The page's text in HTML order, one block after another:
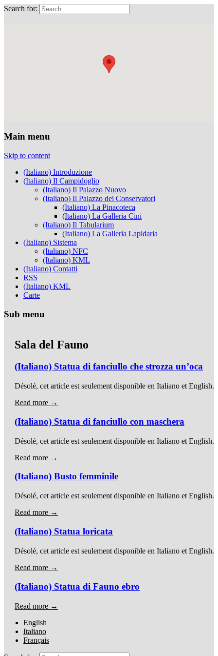
Search for:
Main menu
Skip to content
(Italiano) Introduzione
(Italiano) Il Campidoglio
(Italiano) Il Palazzo Nuovo
(Italiano) Il Palazzo dei Conservatori
(Italiano) La Pinacoteca
(Italiano) La Galleria Cini
(Italiano) Il Tabularium
(Italiano) La Galleria Lapidaria
(Italiano) Sistema
(Italiano) NFC
(Italiano) KML
(Italiano) Contatti
RSS
(Italiano) KML
Carte
Sub menu
Sala del Fauno
(Italiano) Statua di fanciullo che strozza un’oca
Désolé, cet article est seulement disponible en Italiano et English.
Read more →
(Italiano) Statua di fanciullo con maschera
Désolé, cet article est seulement disponible en Italiano et English.
Read more →
(Italiano) Busto femminile
Désolé, cet article est seulement disponible en Italiano et English.
Read more →
(Italiano) Statua loricata
Désolé, cet article est seulement disponible en Italiano et English.
Read more →
(Italiano) Statua di Fauno ebro
Read more →
English
Italiano
Français